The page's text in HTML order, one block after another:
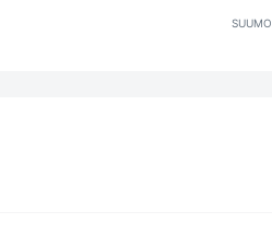
SUUMO